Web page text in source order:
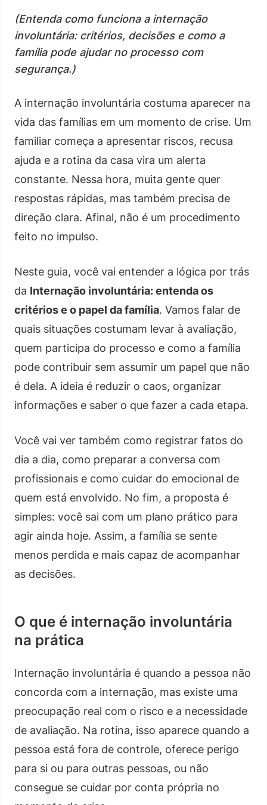
(Entenda como funciona a internação
involuntária: critérios, decisões e como a
família pode ajudar no processo com
segurança.)
A internação involuntária costuma aparecer na
vida das famílias em um momento de crise. Um
familiar começa a apresentar riscos, recusa
ajuda e a rotina da casa vira um alerta
constante. Nessa hora, muita gente quer
respostas rápidas, mas também precisa de
direção clara. Afinal, não é um procedimento
feito no impulso.
Neste guia, você vai entender a lógica por trás
da Internação involuntária: entenda os
critérios e o papel da família. Vamos falar de
quais situações costumam levar à avaliação,
quem participa do processo e como a família
pode contribuir sem assumir um papel que não
é dela. A ideia é reduzir o caos, organizar
informações e saber o que fazer a cada etapa.
Você vai ver também como registrar fatos do
dia a dia, como preparar a conversa com
profissionais e como cuidar do emocional de
quem está envolvido. No fim, a proposta é
simples: você sai com um plano prático para
agir ainda hoje. Assim, a família se sente
menos perdida e mais capaz de acompanhar
as decisões.
O que é internação involuntária
na prática
Internação involuntária é quando a pessoa não
concorda com a internação, mas existe uma
preocupação real com o risco e a necessidade
de avaliação. Na rotina, isso aparece quando a
pessoa está fora de controle, oferece perigo
para si ou para outras pessoas, ou não
consegue se cuidar por conta própria no